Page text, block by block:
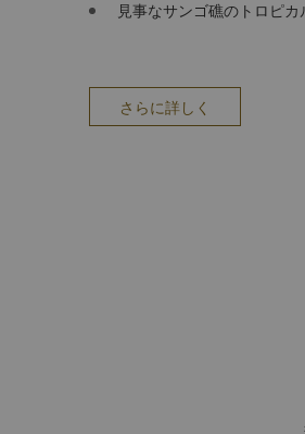
見事なサンゴ礁のトロピ
さらに詳しく